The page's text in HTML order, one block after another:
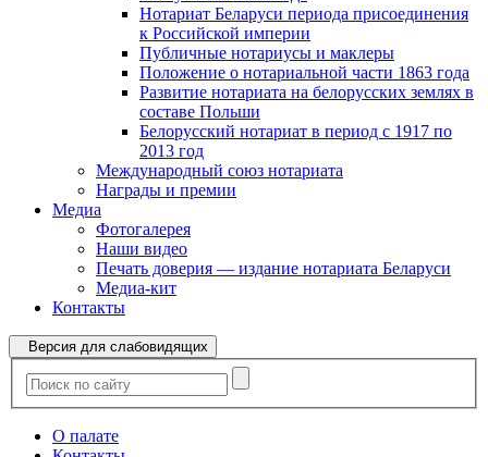
Нотариат Беларуси периода присоединения
к Российской империи
Публичные нотариусы и маклеры
Положение о нотариальной части 1863 года
Развитие нотариата на белорусских землях в
составе Польши
Белорусский нотариат в период с 1917 по
2013 год
Международный союз нотариата
Награды и премии
Медиа
Фотогалерея
Наши видео
Печать доверия — издание нотариата Беларуси
Медиа-кит
Контакты
Версия для слабовидящих
О палате